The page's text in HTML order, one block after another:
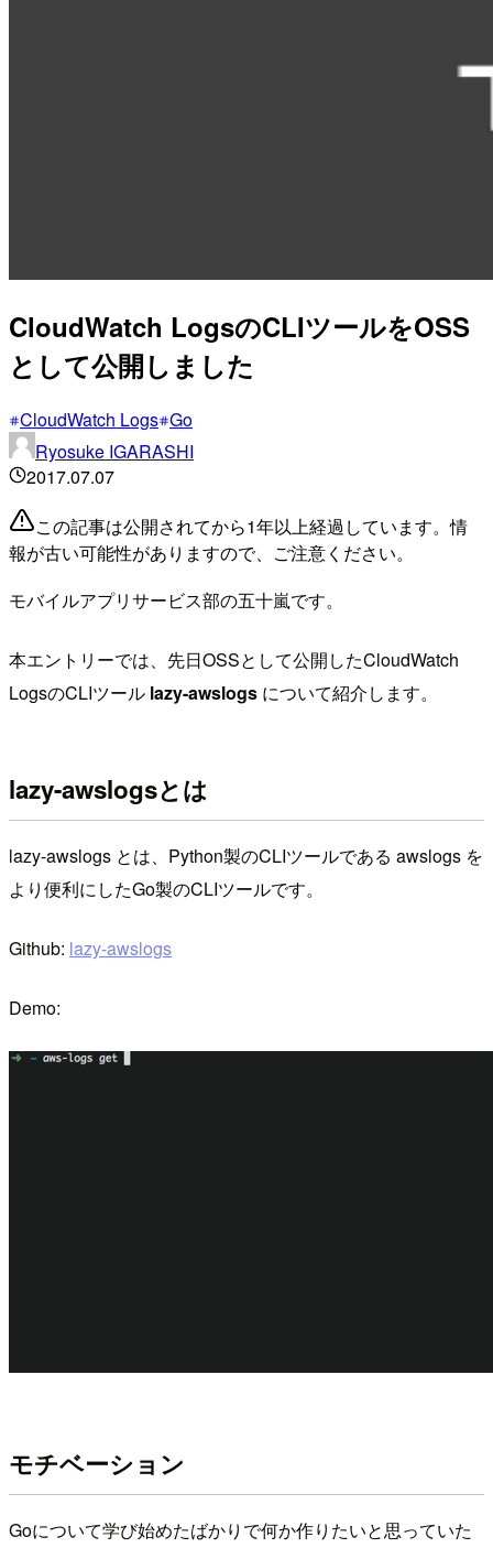
CloudWatch LogsのCLIツールをOSS
として公開しました
CloudWatch Logs Go
Ryosuke IGARASHI
2017.07.07
この記事は公開されてから1年以上経過しています。情
報が古い可能性がありますので、ご注意ください。
モバイルアプリサービス部の五十嵐です。
本エントリーでは、先日OSSとして公開したCloudWatch
LogsのCLIツール lazy-awslogs について紹介します。
lazy-awslogsとは
lazy-awslogs とは、Python製のCLIツールである awslogs を
より便利にしたGo製のCLIツールです。
Github: lazy-awslogs
Demo:
モチベーション
Goについて学び始めたばかりで何か作りたいと思っていた